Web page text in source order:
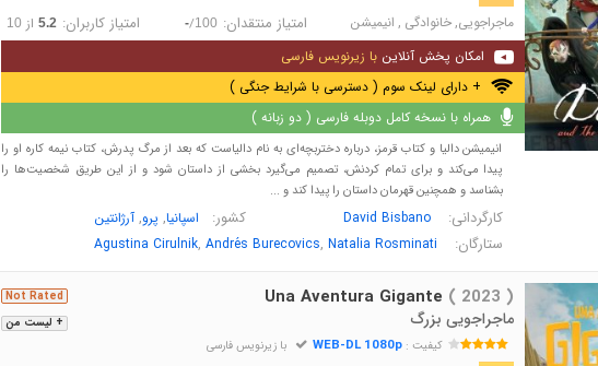
ماجراجویی,خانوادگی , انیمیشن امتیاز منتقدان: -/100 امتیاز کاربران: 5.2 از 10
امکان پخش آنلاین با زیرنویس فارسی
+ دارای لینک سوم ( دسترسی با شرایط جنگی )
همراه با نسخه کامل دوبله فارسی ( دو زبانه )
انیمیشن دالیا و کتاب قرمز، درباره دختربچه‌ای به نام دالیاست که بعد از مرگ پدرش، کتاب نیمه کاره او را
پیدا می‌کند و برای تمام کردنش، تصمیم می‌گیرد بخشی از داستان شود و از این طریق شخصیت‌ها را
بشناسد و همچنین قهرمان داستان را پیدا کند و ...
کارگردانی:David Bisbano کشور: اسپانیا, پرو, آرژانتین
ستارگان: Agustina Cirulnik, Andrés Burecovics, Natalia Rosminati
+ لیست من
Not Rated Una Aventura Gigante ( 2023 )
ماجراجویی بزرگ
کیفیت :WEB-DL 1080p با زیرنویس فارسی